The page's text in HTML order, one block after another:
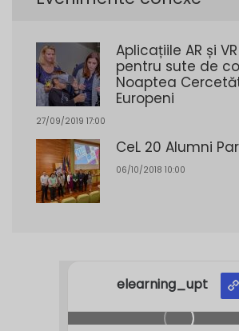
Aplicațiile AR și
pentru sute de
Noaptea
Europeni
27/09/2019 17:00
CeL 20 Alumni
06/10/2018 10:00
elearning_upt